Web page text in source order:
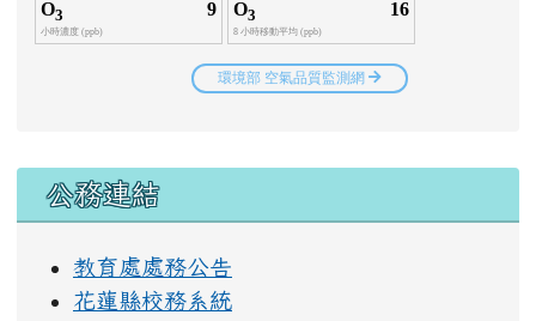
右邊區域內容
公務連結
教育處處務公告
花蓮縣校務系統